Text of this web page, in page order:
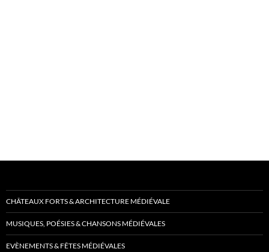
CHÂTEAUX FORTS & ARCHITECTURE MÉDIÉVALE
MUSIQUES, POÉSIES & CHANSONS MÉDIÉVALES
EVÈNEMENTS & FÊTES MÉDIÉVALES